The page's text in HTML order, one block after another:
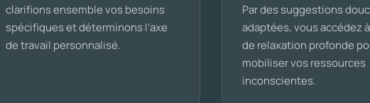
clarifions ensemble vos besoins
spécifiques et déterminons l’axe
de travail personnalisé.
Par des suggestions
adaptées, vous accédez
de relaxation profonde
mobiliser vos ressources
inconscientes.